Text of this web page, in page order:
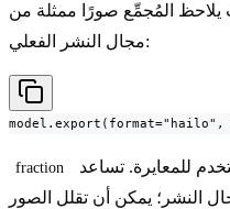
يلاحظ المُجمِّع صورًا ممثلة من
مجال النشر الفعلي:
model.export(format="hailo",
fraction
النشر؛ يمكن أن تقلل الصور